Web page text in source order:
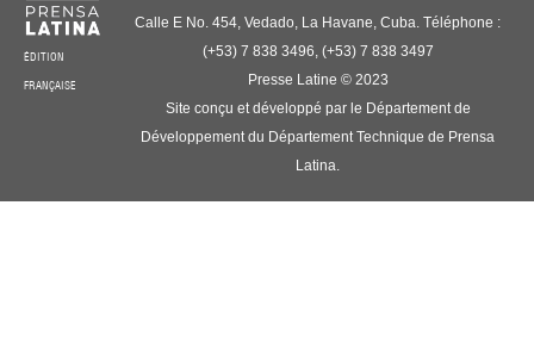
ÉDITION
FRANÇAISE
Calle E No. 454, Vedado, La Havane, Cuba. Téléphone :
(+53) 7 838 3496, (+53) 7 838 3497
Presse Latine © 2023
Site conçu et développé par le Département de
Développement du Département Technique de Prensa
Latina.